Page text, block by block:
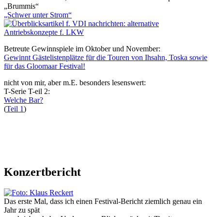
„Brummis“
„Schwer unter Strom“
Betreute Gewinnspiele im Oktober und November:
Gewinnt Gästelistenplätze für die Touren von Ihsahn, Toska sowie
für das Gloomaar Festival!
nicht von mir, aber m.E. besonders lesenswert:
T-Serie T-eil 2:
Welche Bar?
(Teil 1)
Konzertbericht
Das erste Mal, dass ich einen Festival-Bericht ziemlich genau ein
Jahr zu spät